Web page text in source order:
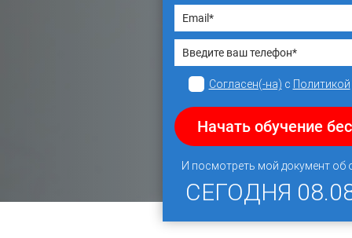
Согласен(-на) с Политикой
Начать обучение
И посмотреть мой документ об
СЕГОДНЯ